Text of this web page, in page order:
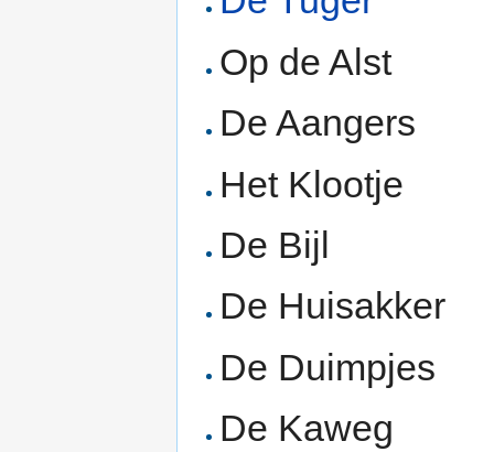
Op de Alst
De Aangers
Het Klootje
De Bijl
De Huisakker
De Duimpjes
De Kaweg